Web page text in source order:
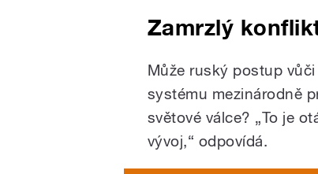
Zamrzlý
Může ruský postup
systému mezinárodně
světové válce? „To je
vývoj,“ odpovídá.